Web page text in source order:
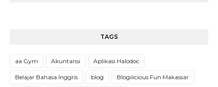
TAGS
aa Gym Akuntansi Aplikasi Halodoc
Belajar Bahasa Inggris blog Blogilicious Fun Makassar